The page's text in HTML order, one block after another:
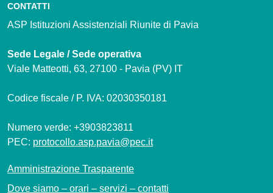
CONTATTI
ASP Istituzioni Assistenziali Riunite di Pavia
Sede Legale / Sede operativa
Viale Matteotti, 63, 27100 - Pavia (PV) IT
Codice fiscale / P. IVA: 02030350181
Numero verde: +3903823811
PEC: protocollo.asp.pavia@pec.it
Amministrazione Trasparente
Dove siamo – orari – servizi – contatti